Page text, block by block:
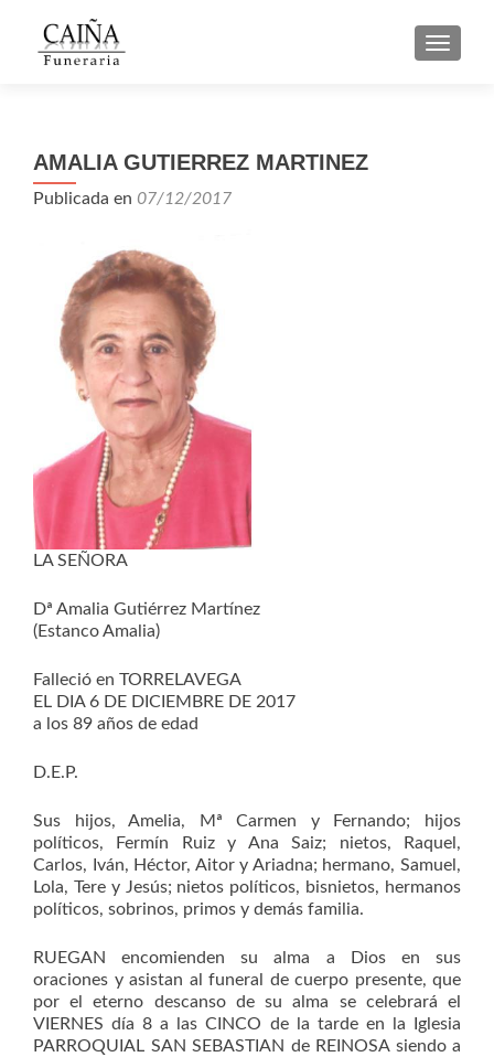
AMALIA GUTIERREZ MARTINEZ
Publicada en 07/12/2017
LA SEÑORA
Dª Amalia Gutiérrez Martínez
(Estanco Amalia)
Falleció en TORRELAVEGA
EL DIA 6 DE DICIEMBRE DE 2017
a los 89 años de edad
D.E.P.
Sus hijos, Amelia, Mª Carmen y Fernando; hijos
políticos, Fermín Ruiz y Ana Saiz; nietos, Raquel,
Carlos, Iván, Héctor, Aitor y Ariadna; hermano, Samuel,
Lola, Tere y Jesús; nietos políticos, bisnietos, hermanos
políticos, sobrinos, primos y demás familia.
RUEGAN encomienden su alma a Dios en sus
oraciones y asistan al funeral de cuerpo presente, que
por el eterno descanso de su alma se celebrará el
VIERNES día 8 a las CINCO de la tarde en la Iglesia
PARROQUIAL SAN SEBASTIAN de REINOSA siendo a